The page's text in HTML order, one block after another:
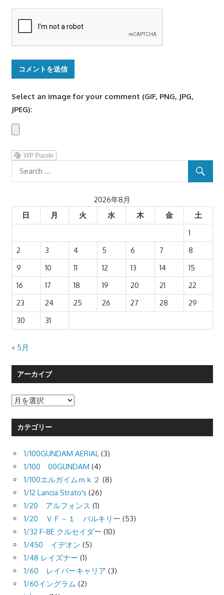
Select an image for your comment (GIF, PNG, JPG,
JPEG):
2026年8月
日
月 火 水 木 金
土
1
2
3 4 5 6 7
8
9
10 11 12 13 14
15
16
17 18 19 20 21
22
23
24 25 26 27 28
29
30
31
« 5月
アーカイブ
ア
カ
イ
ブ
カテゴリー
1/100GUNDAM AERIAL (3)
1/100 00GUNDAM (4)
1/100エルガイムｍｋ２ (8)
1/12 Lancia Strato's (26)
1/20 アルフォンス (1)
1/20 ＶＦ－１ バルキリー (53)
1/32 F-8E クルセイダー (10)
1/450 イデオン (5)
1/48 レイズナー (1)
1/60 レイバーキャリア (3)
1/60イングラム (2)